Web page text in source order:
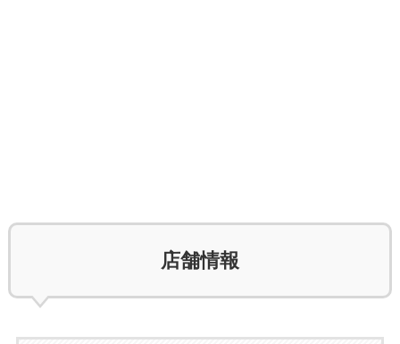
店舗情報